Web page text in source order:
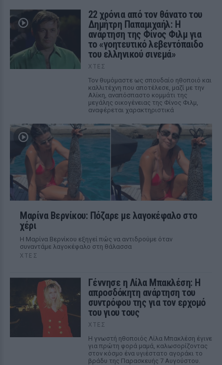
22 χρόνια από τον θάνατο του
Δημήτρη Παπαμιχαήλ: Η
ανάρτηση της Φίνος Φιλμ για
το «γοητευτικό λεβεντόπαιδο
του ελληνικού σινεμά»
ΧΤΕΣ
Τον θυμόμαστε ως σπουδαίο ηθοποιό και
καλλιτέχνη που αποτέλεσε, μαζί με την
Αλίκη, αναπόσπαστο κομμάτι της
μεγάλης οικογένειας της Φίνος Φιλμ,
αναφέρεται χαρακτηριστικά
Μαρίνα Βερνίκου: Πόζαρε με λαγοκέφαλο στο
χέρι
Η Μαρίνα Βερνίκου εξηγεί πώς να αντιδρούμε όταν
συναντάμε λαγοκέφαλο στη θάλασσα
ΧΤΕΣ
Γέννησε η Λίλα Μπακλέση: Η
απροσδόκητη ανάρτηση του
συντρόφου της για τον ερχομό
του γιου τους
ΧΤΕΣ
Η γνωστή ηθοποιός Λίλα Μπακλέση έγινε
για πρώτη φορά μαμά, καλωσορίζοντας
στον κόσμο ένα υγιέστατο αγοράκι το
βράδυ της Παρασκευής 7 Αυγούστου.